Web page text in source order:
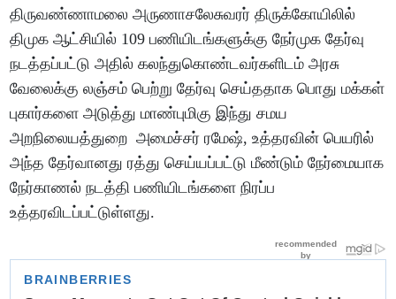
திருவண்ணாமலை அருணாசலேசுவரர் திருக்கோயிலில்
திமுக ஆட்சியில் 109 பணியிடங்களுக்கு நேர்முக தேர்வு
நடத்தப்பட்டு அதில் கலந்துகொண்டவர்களிடம் அரசு
வேலைக்கு லஞ்சம் பெற்று தேர்வு செய்ததாக பொது மக்கள்
புகார்களை அடுத்து மாண்புமிகு இந்து சமய
அறநிலையத்துறை அமைச்சர் ரமேஷ், உத்தரவின் பெயரில்
அந்த தேர்வானது ரத்து செய்யப்பட்டு மீண்டும் நேர்மையாக
நேர்காணல் நடத்தி பணியிடங்களை நிரப்ப
உத்தரவிடப்பட்டுள்ளது.